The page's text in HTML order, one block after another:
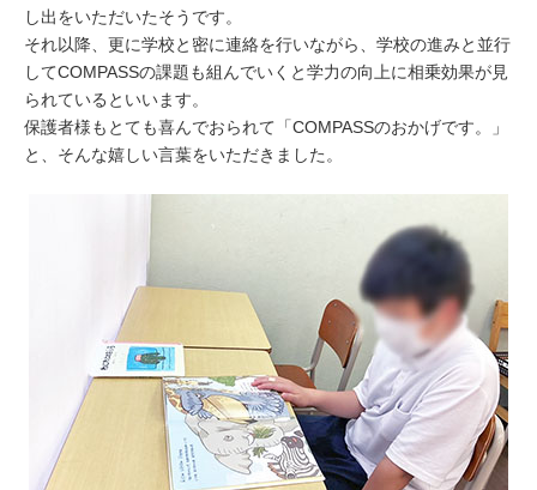
し出をいただいたそうです。
それ以降、更に学校と密に連絡を行いながら、学校の進みと並行
してCOMPASSの課題も組んでいくと学力の向上に相乗効果が見
られているといいます。
保護者様もとても喜んでおられて「COMPASSのおかげです。」
と、そんな嬉しい言葉をいただきました。